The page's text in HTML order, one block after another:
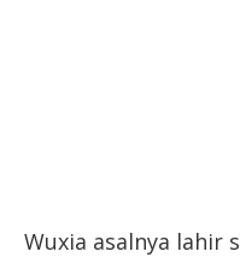
Wuxia asalnya lahir